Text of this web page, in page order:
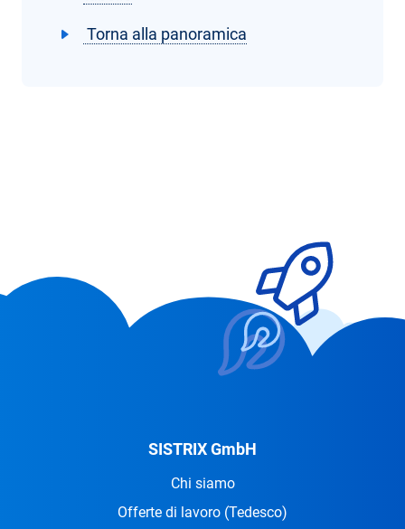
Torna alla panoramica
SISTRIX GmbH
Chi siamo
Offerte di lavoro (Tedesco)